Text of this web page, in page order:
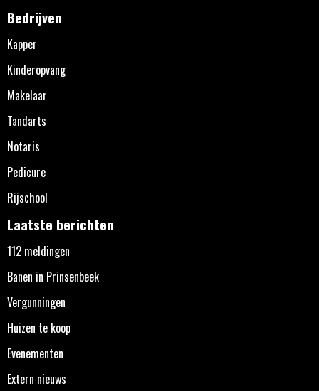
Bedrijven
Kapper
Kinderopvang
Makelaar
Tandarts
Notaris
Pedicure
Rijschool
Laatste berichten
112 meldingen
Banen in Prinsenbeek
Vergunningen
Huizen te koop
Evenementen
Extern nieuws